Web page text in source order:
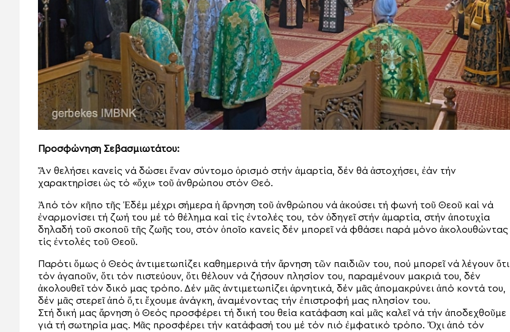
Προσφώνηση Σεβασμιωτάτου:
Ἄν θελήσει κανείς νά δώσει ἕναν σύντομο ὁρισμό στήν ἁμαρτία, δέν θά ἀστοχήσει, ἐάν τήν
χαρακτηρίσει ὡς τό «ὄχι» τοῦ ἀνθρώπου στόν Θεό.
Ἀπό τόν κῆπο τῆς Ἐδέμ μέχρι σήμερα ἡ ἄρνηση τοῦ ἀνθρώπου νά ἀκούσει τή φωνή τοῦ Θεοῦ καί νά
ἐναρμονίσει τή ζωή του μέ τό θέλημα καί τίς ἐντολές του, τόν ὁδηγεῖ στήν ἁμαρτία, στήν ἀποτυχία
δηλαδή τοῦ σκοποῦ τῆς ζωῆς του, στόν ὁποῖο κανείς δέν μπορεῖ νά φθάσει παρά μόνο ἀκολουθώντας
τίς ἐντολές τοῦ Θεοῦ.
Παρότι ὅμως ὁ Θεός ἀντιμετωπίζει καθημερινά τήν ἄρνηση τῶν παιδιῶν του, πού μπορεῖ νά λέγουν ὅτι
τόν ἀγαποῦν, ὅτι τόν πιστεύουν, ὅτι θέλουν νά ζήσουν πλησίον του, παραμένουν μακριά του, δέν
ἀκολουθεῖ τόν δικό μας τρόπο. Δέν μᾶς ἀντιμετωπίζει ἀρνητικά, δέν μᾶς ἀπομακρύνει ἀπό κοντά του,
δέν μᾶς στερεῖ ἀπό ὅ,τι ἔχουμε ἀνάγκη, ἀναμένοντας τήν ἐπιστροφή μας πλησίον του.
Στή δική μας ἄρνηση ὁ Θεός προσφέρει τή δική του θεία κατάφαση καί μᾶς καλεῖ νά τήν ἀποδεχθοῦμε
γιά τή σωτηρία μας. Μᾶς προσφέρει τήν κατάφασή του μέ τόν πιό ἐμφατικό τρόπο. Ὄχι ἀπό τόν